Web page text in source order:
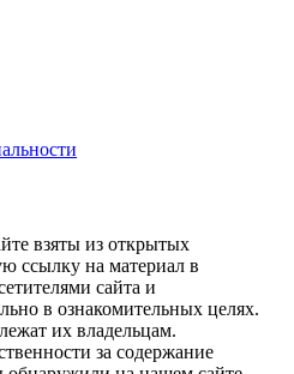
взяты из открытых
ссылку на материал в
сайта и
в ознакомительных целях.
их владельцам.
за содержание